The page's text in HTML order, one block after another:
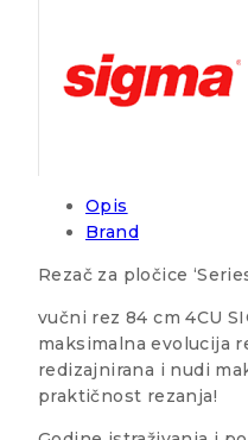
Opis
Brand
Rezač za pločice
vučni rez 84 cm 4CU
maksimalna evolucija
redizajnirana i nudi
praktičnost rezanja!